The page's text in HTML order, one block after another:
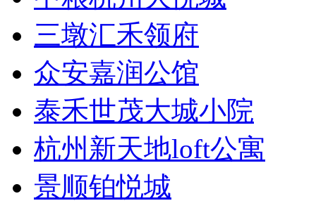
三墩汇禾领府
众安嘉润公馆
泰禾世茂大城小院
杭州新天地loft公寓
景顺铂悦城